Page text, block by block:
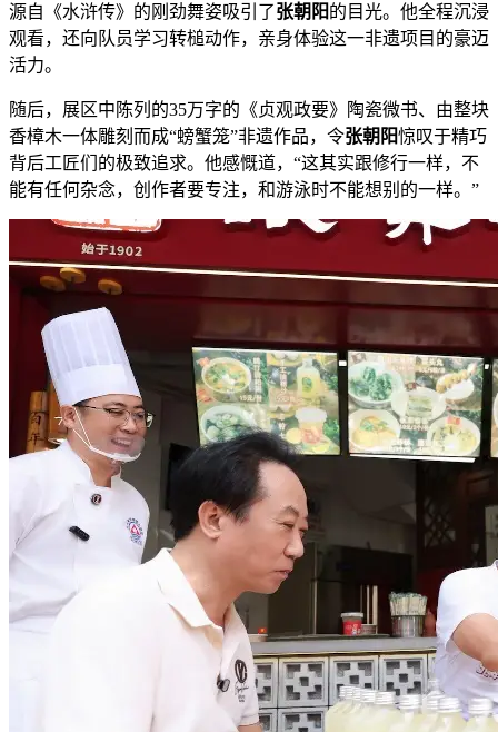
源自《水浒传》的刚劲舞姿吸引了张朝阳的目光。他全程沉浸
观看，还向队员学习转槌动作，亲身体验这一非遗项目的豪迈
活力。
随后，展区中陈列的35万字的《贞观政要》陶瓷微书、由整块
香樟木一体雕刻而成“螃蟹笼”非遗作品，令张朝阳惊叹于精巧
背后工匠们的极致追求。他感慨道，“这其实跟修行一样，不
能有任何杂念，创作者要专注，和游泳时不能想别的一样。”